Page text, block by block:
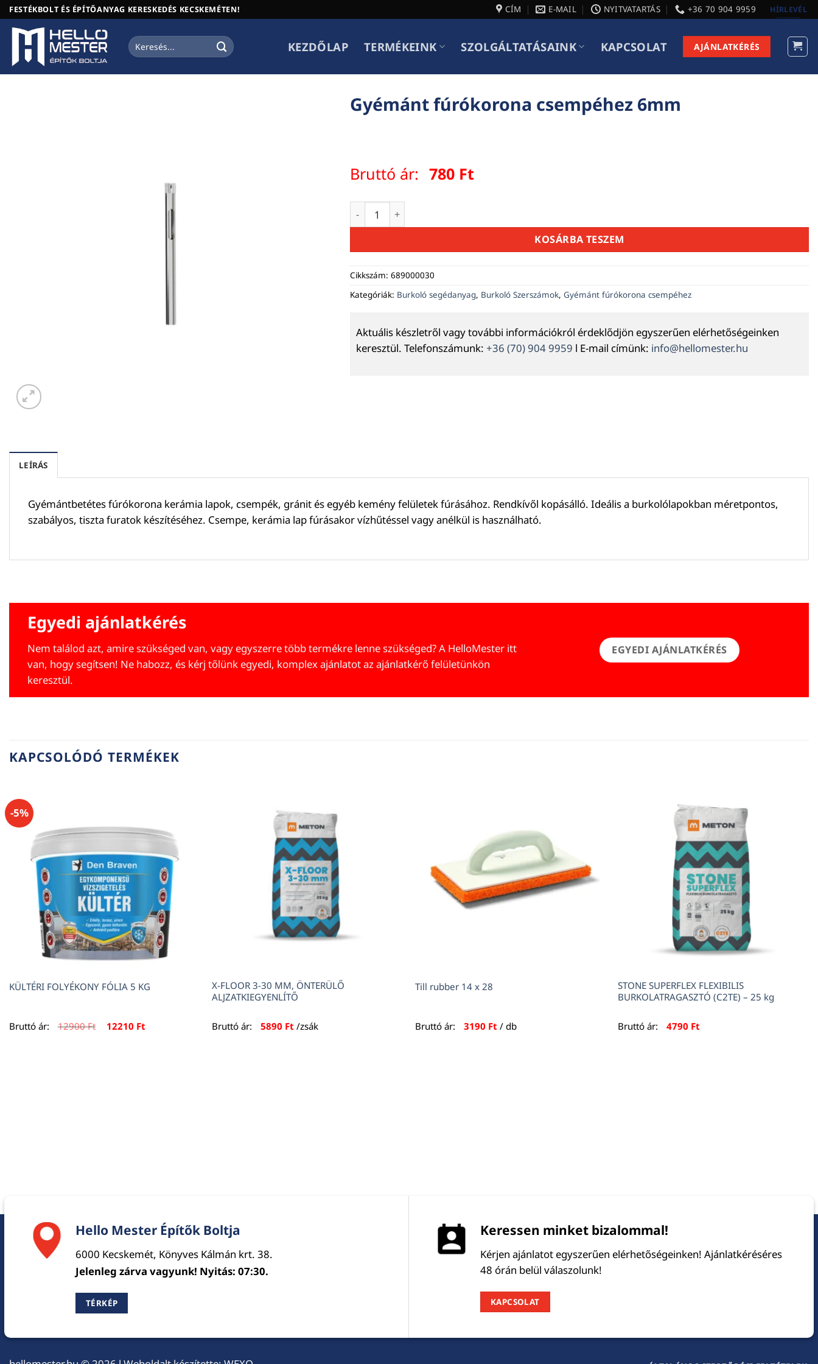
Skip
to
content
FESTÉKBOLT ÉS ÉPÍTŐANYAG KERESKEDÉS KECSKEMÉTEN! CÍM E-MAIL NYITVATARTÁS +36 70 904 9959 HÍRLEVÉL
Keresés
a
KEZDŐLAP TERMÉKEINK SZOLGÁLTATÁSAINK KAPCSOLAT AJÁNLATKÉRÉS
Gyémánt fúrókorona csempéhez 6mm
Bruttó ár: 780 Ft
Gyémánt fúrókorona csempéhez 6mm mennyiség
KOSÁRBA TESZEM
Cikkszám: 689000030
Kategóriák: Burkoló segédanyag, Burkoló Szerszámok, Gyémánt fúrókorona csempéhez
Aktuális készletről vagy további információkról érdeklődjön egyszerűen elérhetőségeinken
keresztül. Telefonszámunk: +36 (70) 904 9959 l E-mail címünk: info@hellomester.hu
LEÍRÁS
Gyémántbetétes fúrókorona kerámia lapok, csempék, gránit és egyéb kemény felületek fúrásához. Rendkívől kopásálló. Ideális a burkolólapokban méretpontos,
szabályos, tiszta furatok készítéséhez. Csempe, kerámia lap fúrásakor vízhűtéssel vagy anélkül is használható.
Egyedi ajánlatkérés
Nem találod azt, amire szükséged van, vagy egyszerre több termékre lenne szükséged? A HelloMester itt
van, hogy segítsen! Ne habozz, és kérj tőlünk egyedi, komplex ajánlatot az ajánlatkérő felületünkön
keresztül.
EGYEDI AJÁNLATKÉRÉS
KAPCSOLÓDÓ TERMÉKEK
-5%
KÜLTÉRI FOLYÉKONY FÓLIA 5 KG
Bruttó ár: 12900Ft Original
12210 Ft
X-FLOOR 3-30 MM, ÖNTERÜLŐ
ALJZATKIEGYENLÍTŐ
Bruttó ár: 5890 Ft /zsák
Till rubber 14 x 28
Bruttó ár: 3190 Ft / db
STONE SUPERFLEX FLEXIBILIS
BURKOLATRAGASZTÓ (C2TE) – 25 kg
Bruttó ár: 4790 Ft
Hello Mester Építők Boltja
6000 Kecskemét, Könyves Kálmán krt. 38.
Jelenleg zárva vagyunk! Nyitás: 07:30.
TÉRKÉP
Keressen minket bizalommal!
Kérjen ajánlatot egyszerűen elérhetőségeinken! Ajánlatkéréséres
48 órán belül válaszolunk!
KAPCSOLAT